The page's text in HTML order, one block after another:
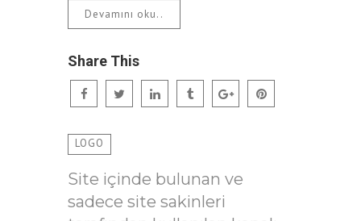
Devamını oku..
Share This
LOGO
Site içinde bulunan ve
sadece site sakinleri